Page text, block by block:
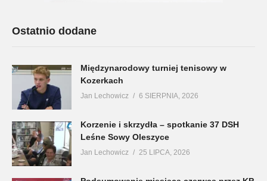
Ostatnio dodane
Międzynarodowy turniej tenisowy w
Kozerkach
Jan Lechowicz 6 SIERPNIA, 2026
Korzenie i skrzydła – spotkanie 37 DSH
Leśne Sowy Oleszyce
Jan Lechowicz 25 LIPCA, 2026